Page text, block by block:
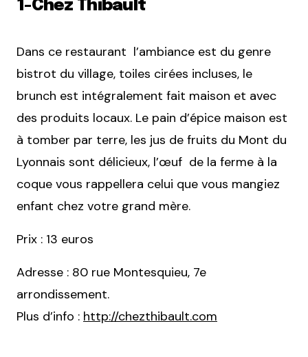
1-Chez Thibault
Dans ce restaurant l’ambiance est du genre
bistrot du village, toiles cirées incluses, le
brunch est intégralement fait maison et avec
des produits locaux. Le pain d’épice maison est
à tomber par terre, les jus de fruits du Mont du
Lyonnais sont délicieux, l’œuf de la ferme à la
coque vous rappellera celui que vous mangiez
enfant chez votre grand mère.
Prix : 13 euros
Adresse : 80 rue Montesquieu, 7e
arrondissement.
Plus d’info : http://chezthibault.com